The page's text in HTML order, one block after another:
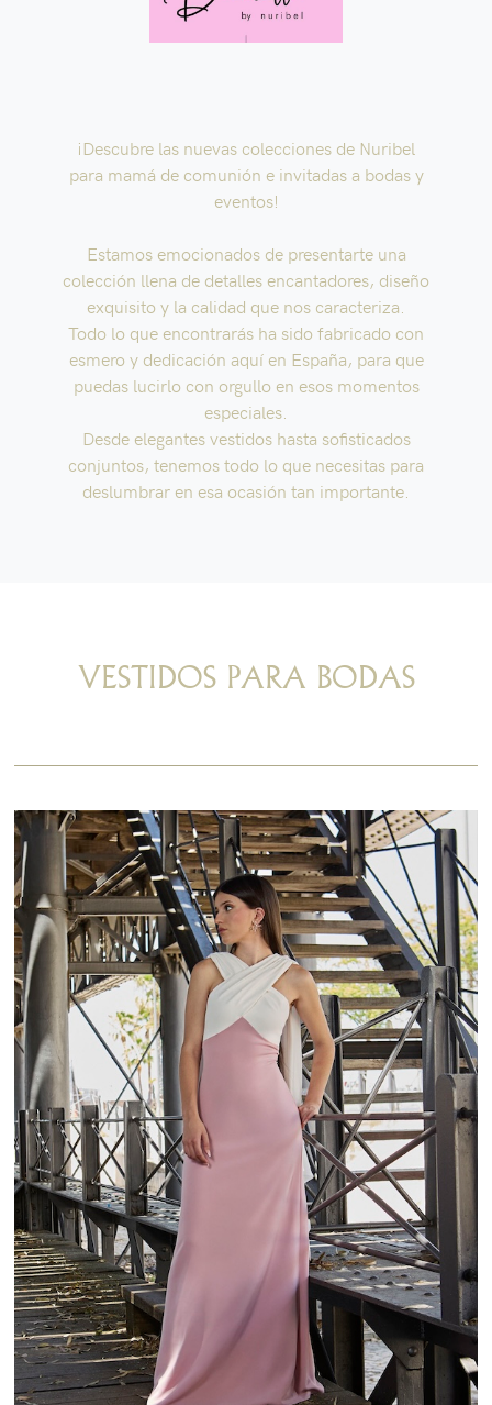
¡Descubre las nuevas colecciones de Nuribel
para mamá de comunión e invitadas a bodas y
eventos!
Estamos emocionados de presentarte una
colección llena de detalles encantadores, diseño
exquisito y la calidad que nos caracteriza.
Todo lo que encontrarás ha sido fabricado con
esmero y dedicación aquí en España, para que
puedas lucirlo con orgullo en esos momentos
especiales.
Desde elegantes vestidos hasta sofisticados
conjuntos, tenemos todo lo que necesitas para
deslumbrar en esa ocasión tan importante.
VESTIDOS PARA BODAS